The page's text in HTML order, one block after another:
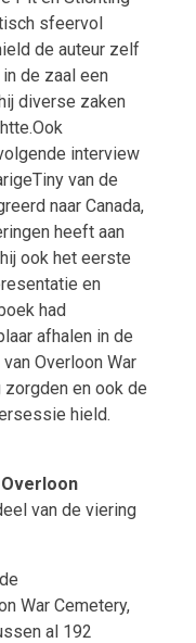
sfeervol
de auteur zelf
de zaal een
diverse zaken
Ook
interview
van de
naar Canada,
heeft aan
ook het eerste
en
had
afhalen in de
Overloon War
en ook de
hield.
van de viering
War Cemetery,
al 192